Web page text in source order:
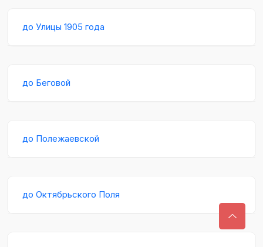
до Улицы 1905 года
до Беговой
до Полежаевской
до Октябрьского Поля